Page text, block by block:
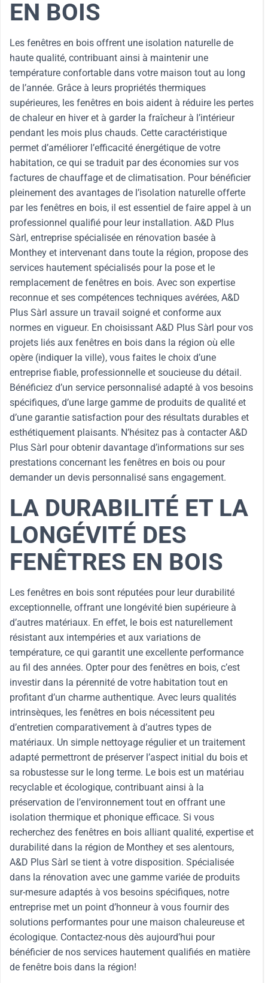
EN BOIS
Les fenêtres en bois offrent une isolation naturelle de
haute qualité, contribuant ainsi à maintenir une
température confortable dans votre maison tout au long
de l’année. Grâce à leurs propriétés thermiques
supérieures, les fenêtres en bois aident à réduire les pertes
de chaleur en hiver et à garder la fraîcheur à l’intérieur
pendant les mois plus chauds. Cette caractéristique
permet d’améliorer l’efficacité énergétique de votre
habitation, ce qui se traduit par des économies sur vos
factures de chauffage et de climatisation. Pour bénéficier
pleinement des avantages de l’isolation naturelle offerte
par les fenêtres en bois, il est essentiel de faire appel à un
professionnel qualifié pour leur installation. A&D Plus
Sàrl, entreprise spécialisée en rénovation basée à
Monthey et intervenant dans toute la région, propose des
services hautement spécialisés pour la pose et le
remplacement de fenêtres en bois. Avec son expertise
reconnue et ses compétences techniques avérées, A&D
Plus Sàrl assure un travail soigné et conforme aux
normes en vigueur. En choisissant A&D Plus Sàrl pour vos
projets liés aux fenêtres en bois dans la région où elle
opère (indiquer la ville), vous faites le choix d’une
entreprise fiable, professionnelle et soucieuse du détail.
Bénéficiez d’un service personnalisé adapté à vos besoins
spécifiques, d’une large gamme de produits de qualité et
d’une garantie satisfaction pour des résultats durables et
esthétiquement plaisants. N’hésitez pas à contacter A&D
Plus Sàrl pour obtenir davantage d’informations sur ses
prestations concernant les fenêtres en bois ou pour
demander un devis personnalisé sans engagement.
LA DURABILITÉ ET LA
LONGÉVITÉ DES
FENÊTRES EN BOIS
Les fenêtres en bois sont réputées pour leur durabilité
exceptionnelle, offrant une longévité bien supérieure à
d’autres matériaux. En effet, le bois est naturellement
résistant aux intempéries et aux variations de
température, ce qui garantit une excellente performance
au fil des années. Opter pour des fenêtres en bois, c’est
investir dans la pérennité de votre habitation tout en
profitant d’un charme authentique. Avec leurs qualités
intrinsèques, les fenêtres en bois nécessitent peu
d’entretien comparativement à d’autres types de
matériaux. Un simple nettoyage régulier et un traitement
adapté permettront de préserver l’aspect initial du bois et
sa robustesse sur le long terme. Le bois est un matériau
recyclable et écologique, contribuant ainsi à la
préservation de l’environnement tout en offrant une
isolation thermique et phonique efficace. Si vous
recherchez des fenêtres en bois alliant qualité, expertise et
durabilité dans la région de Monthey et ses alentours,
A&D Plus Sàrl se tient à votre disposition. Spécialisée
dans la rénovation avec une gamme variée de produits
sur-mesure adaptés à vos besoins spécifiques, notre
entreprise met un point d’honneur à vous fournir des
solutions performantes pour une maison chaleureuse et
écologique. Contactez-nous dès aujourd’hui pour
bénéficier de nos services hautement qualifiés en matière
de fenêtre bois dans la région!